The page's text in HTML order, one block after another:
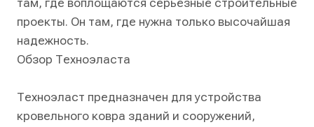
там, где воплощаются серьезные строительные
проекты. Он там, где нужна только высочайшая
надежность.
Обзор Техноэласта
Техноэласт предназначен для устройства
кровельного ковра зданий и сооружений,